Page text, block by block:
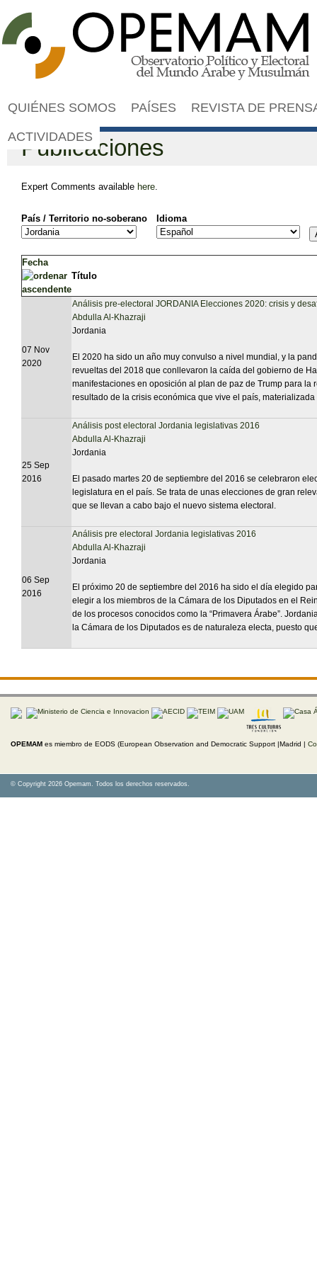
Publicaciones
Expert Comments available here
País / Territorio no-soberano Idioma
Fecha
Título
07 Nov
2020
Análisis pre-electoral JORDANIA Elecciones 2020: crisis y
Abdulla Al-Khazraji
Jordania
El 2020 ha sido un año muy convulso a nivel mundial, y la
revueltas del 2018 que conllevaron la caída del gobierno de
manifestaciones en oposición al plan de paz de Trump para
resultado de la crisis económica que vive el país,
25 Sep
2016
Análisis post electoral Jordania legislativas 2016
Abdulla Al-Khazraji
Jordania
El pasado martes 20 de septiembre del 2016 se celebraron
legislatura en el país. Se trata de unas elecciones de gran
que se llevan a cabo bajo el nuevo sistema electoral.
06 Sep
2016
Análisis pre electoral Jordania legislativas 2016
Abdulla Al-Khazraji
Jordania
El próximo 20 de septiembre del 2016 ha sido el día elegido
elegir a los miembros de la Cámara de los Diputados en el
de los procesos conocidos como la “Primavera Árabe”.
la Cámara de los Diputados es de naturaleza electa, puesto
QUIÉNES SOMOS PAÍSES REVISTA DE
ACTIVIDADES
OPEMAM es miembro de EODS (European Observation and Democratic Support |Madrid |
© Copyright 2026 Opemam. Todos los derechos reservados.